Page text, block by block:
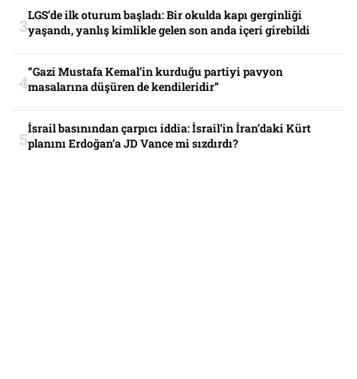
LGS’de ilk oturum başladı: Bir okulda kapı gerginliği
yaşandı, yanlış kimlikle gelen son anda içeri girebildi
“Gazi Mustafa Kemal’in kurduğu partiyi pavyon
masalarına düşüren de kendileridir”
İsrail basınından çarpıcı iddia: İsrail’in İran’daki Kürt
planını Erdoğan’a JD Vance mi sızdırdı?